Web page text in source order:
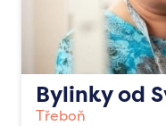
Bylinky od
Třeboň